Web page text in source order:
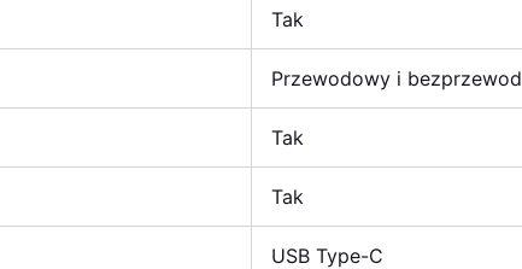
Tak
Przewodowy i
Tak
Tak
USB Type-C